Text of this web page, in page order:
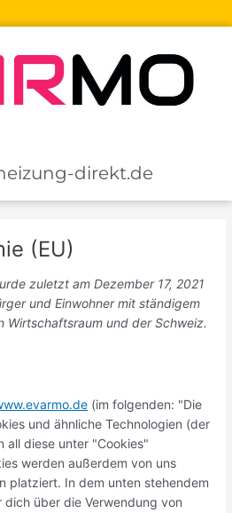
direkt.de
(EU)
zuletzt am Dezember 17, 2021
und Einwohner mit ständigem
Wirtschaftsraum und der Schweiz.
(im folgenden: "Die
und ähnliche Technologien (der
all diese unter "Cookies"
werden außerdem von uns
platziert. In dem unten stehendem
dich über die Verwendung von